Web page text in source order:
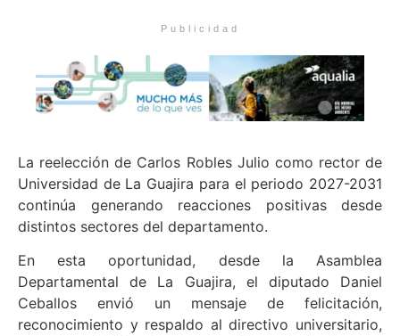
Publicidad
La reelección de Carlos Robles Julio como rector de
Universidad de La Guajira para el periodo 2027-2031
continúa generando reacciones positivas desde
distintos sectores del departamento.
En esta oportunidad, desde la Asamblea
Departamental de La Guajira, el diputado Daniel
Ceballos envió un mensaje de felicitación,
reconocimiento y respaldo al directivo universitario,